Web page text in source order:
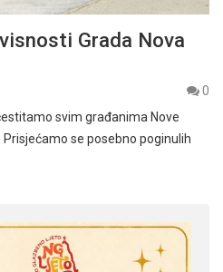
Grada Nova
0
svim građanima Nove
se posebno poginulih